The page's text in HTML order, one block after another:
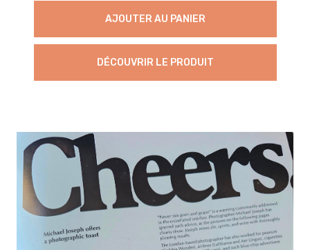
AJOUTER AU PANIER
DÉCOUVRIR LE PRODUIT